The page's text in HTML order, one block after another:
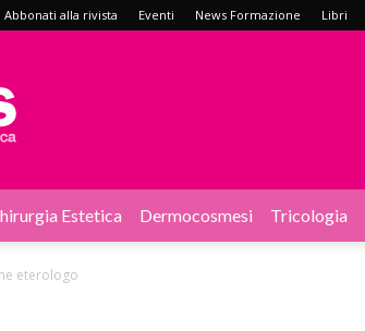
Abbonati alla rivista Eventi News Formazione Libri
Estetica Dermocosmesi Tricologia
eterologo